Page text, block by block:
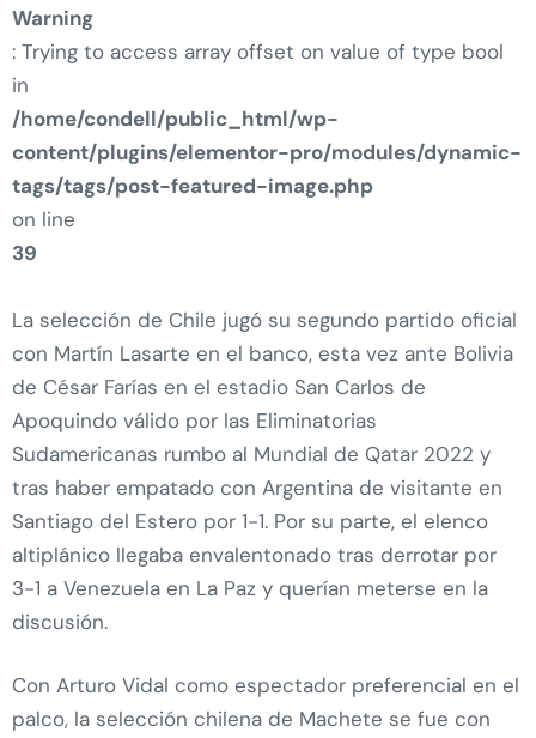
Warning
: Trying to access array offset on value of type bool
in
/home/condell/public_html/wp-
content/plugins/elementor-pro/modules/dynamic-
tags/tags/post-featured-image.php
on line
39
La selección de Chile jugó su segundo partido oficial
con Martín Lasarte en el banco, esta vez ante Bolivia
de César Farías en el estadio San Carlos de
Apoquindo válido por las Eliminatorias
Sudamericanas rumbo al Mundial de Qatar 2022 y
tras haber empatado con Argentina de visitante en
Santiago del Estero por 1-1. Por su parte, el elenco
altiplánico llegaba envalentonado tras derrotar por
3-1 a Venezuela en La Paz y querían meterse en la
discusión.
Con Arturo Vidal como espectador preferencial en el
palco, la selección chilena de Machete se fue con